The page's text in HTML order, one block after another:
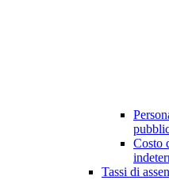
Costo
Tassi di